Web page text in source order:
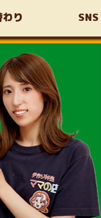
り SNS